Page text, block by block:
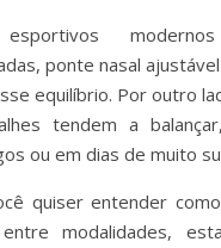
ponte nasal
equilíbrio. Por outro
tendem a
ou em dias de muito
quiser entender
entre modalidades,